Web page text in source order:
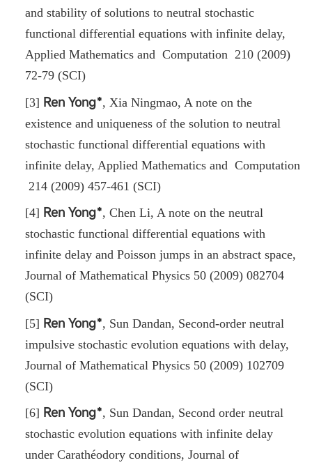
and stability of solutions to neutral stochastic
functional differential equations with infinite delay,
Applied Mathematics and Computation 210 (2009)
72-79 (SCI)
[3] Ren Yong﹡, Xia Ningmao, A note on the
existence and uniqueness of the solution to neutral
stochastic functional differential equations with
infinite delay, Applied Mathematics and Computation
214 (2009) 457-461 (SCI)
[4] Ren Yong﹡, Chen Li, A note on the neutral
stochastic functional differential equations with
infinite delay and Poisson jumps in an abstract space,
Journal of Mathematical Physics 50 (2009) 082704
(SCI)
[5] Ren Yong﹡, Sun Dandan, Second-order neutral
impulsive stochastic evolution equations with delay,
Journal of Mathematical Physics 50 (2009) 102709
(SCI)
[6] Ren Yong﹡, Sun Dandan, Second order neutral
stochastic evolution equations with infinite delay
under Carathéodory conditions, Journal of